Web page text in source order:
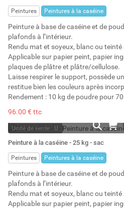
Stock : 16
Peintures Peintures à la caséine
Peinture à base de caséine et de
plafonds à l’intérieur.
Rendu mat et soyeux, blanc ou
Applicable sur papier peint, papier
plaques de plâtre et plâtre/cellulose.
Laisse respirer le support, possède
restitue bien les couleurs après
Rendement : 10 kg de poudre pour
96.00 € ttc
Unité de vente : U
En stock
Stock : 2
Peinture à la caséine - 25 kg - sac
Peintures Peintures à la caséine
Peinture à base de caséine et de
plafonds à l’intérieur.
Rendu mat et soyeux, blanc ou
Applicable sur papier peint, papier